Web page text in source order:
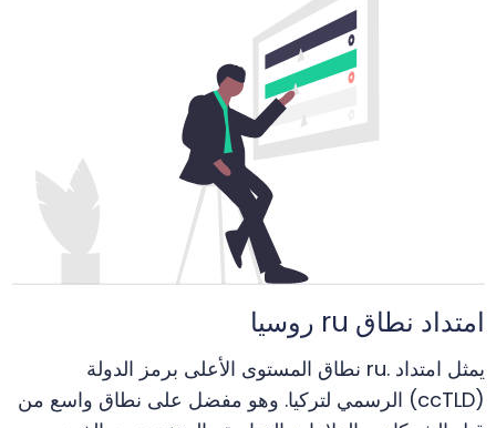
امتداد نطاق ru روسيا
يمثل امتداد .ru نطاق المستوى الأعلى برمز الدولة
(ccTLD) الرسمي لتركيا. وهو مفضل على نطاق واسع من